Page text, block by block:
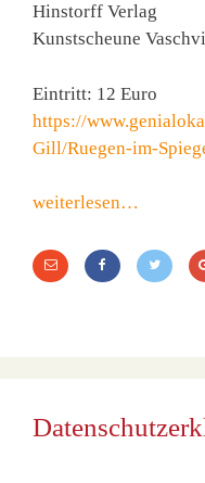
Hinstorff Verlag
Kunstscheune
Eintritt: 12 Euro
https://
Gill/Ruegen-im-
weiterlesen…